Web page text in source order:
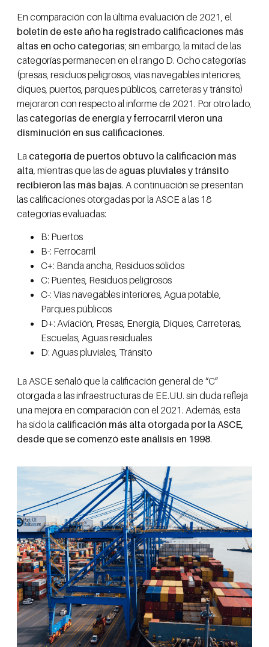
En comparación con la última evaluación de 2021, el
boletín de este año ha registrado calificaciones más
altas en ocho categorías; sin embargo, la mitad de las
categorías permanecen en el rango D. Ocho categorías
(presas, residuos peligrosos, vías navegables interiores,
diques, puertos, parques públicos, carreteras y tránsito)
mejoraron con respecto al informe de 2021. Por otro lado,
las categorías de energía y ferrocarril vieron una
disminución en sus calificaciones.
La categoría de puertos obtuvo la calificación más
alta , mientras que las de aguas pluviales y tránsito
recibieron las más bajas. A continuación se presentan
las calificaciones otorgadas por la ASCE a las 18
categorías evaluadas:
B: Puertos
B-: Ferrocarril
C+: Banda ancha, Residuos sólidos
C: Puentes, Residuos peligrosos
C-: Vías navegables interiores, Agua potable,
Parques públicos
D+: Aviación, Presas, Energía, Diques, Carreteras,
Escuelas, Aguas residuales
D: Aguas pluviales, Tránsito
La ASCE señaló que la calificación general de “C”
otorgada a las infraestructuras de EE.UU. sin duda refleja
una mejora en comparación con el 2021. Además, esta
ha sido la calificación más alta otorgada por la ASCE,
desde que se comenzó este análisis en 1998.